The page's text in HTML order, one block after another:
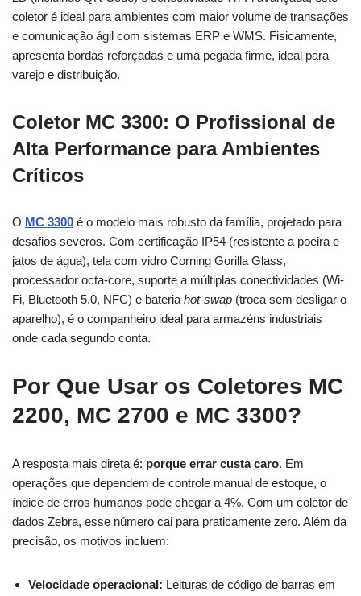
coletor é ideal para ambientes com maior volume de transações
e comunicação ágil com sistemas ERP e WMS. Fisicamente,
apresenta bordas reforçadas e uma pegada firme, ideal para
varejo e distribuição.
Coletor MC 3300: O Profissional de
Alta Performance para Ambientes
Críticos
O MC 3300 é o modelo mais robusto da família, projetado para
desafios severos. Com certificação IP54 (resistente a poeira e
jatos de água), tela com vidro Corning Gorilla Glass,
processador octa-core, suporte a múltiplas conectividades (Wi-
Fi, Bluetooth 5.0, NFC) e bateria hot-swap (troca sem desligar o
aparelho), é o companheiro ideal para armazéns industriais
onde cada segundo conta.
Por Que Usar os Coletores MC
2200, MC 2700 e MC 3300?
A resposta mais direta é: porque errar custa caro. Em
operações que dependem de controle manual de estoque, o
índice de erros humanos pode chegar a 4%. Com um coletor de
dados Zebra, esse número cai para praticamente zero. Além da
precisão, os motivos incluem:
Velocidade operacional: Leituras de código de barras em